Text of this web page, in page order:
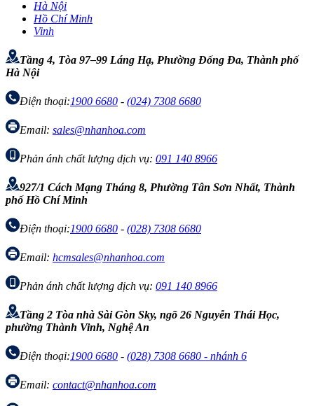
Hà Nội
Hồ Chí Minh
Vinh
Tầng 4, Tòa 97–99 Láng Hạ, Phường Đống Đa, Thành phố
Hà Nội
Điện thoại:1900 6680 - (024) 7308 6680
Email: sales@nhanhoa.com
Phản ánh chất lượng dịch vụ: 091 140 8966
927/1 Cách Mạng Tháng 8, Phường Tân Sơn Nhất, Thành
phố Hồ Chí Minh
Điện thoại:1900 6680 - (028) 7308 6680
Email: hcmsales@nhanhoa.com
Phản ánh chất lượng dịch vụ: 091 140 8966
Tầng 2 Tòa nhà Sài Gòn Sky, ngõ 26 Nguyễn Thái Học,
phường Thành Vinh, Nghệ An
Điện thoại:1900 6680 - (028) 7308 6680 - nhánh 6
Email: contact@nhanhoa.com